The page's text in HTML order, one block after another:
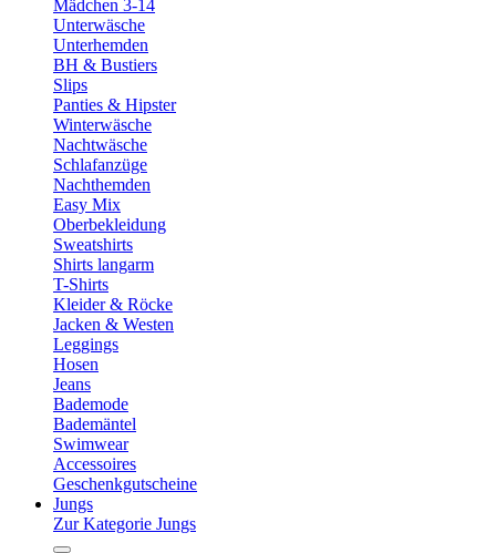
Mädchen 3-14
Unterwäsche
Unterhemden
BH & Bustiers
Slips
Panties & Hipster
Winterwäsche
Nachtwäsche
Schlafanzüge
Nachthemden
Easy Mix
Oberbekleidung
Sweatshirts
Shirts langarm
T-Shirts
Kleider & Röcke
Jacken & Westen
Leggings
Hosen
Jeans
Bademode
Bademäntel
Swimwear
Accessoires
Geschenkgutscheine
Jungs
Zur Kategorie Jungs